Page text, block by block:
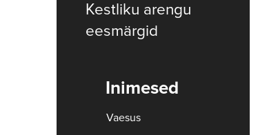
Kestliku arengu
eesmärgid
Inimesed
Vaesus